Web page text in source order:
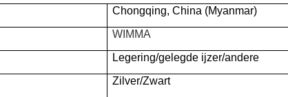
Chongqing, China (Myanmar)
WIMMA
Legering/gelegde ijzer/andere
Zilver/Zwart